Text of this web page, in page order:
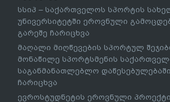
სსიპ – საქართველოს სპორტის
უნივერსიტეტში ეროვნული
გარეშე ჩარიცხვა
მაღალი მიღწევების სპორტულ
მონაწილე სპორტსმენის
საგანმანათლებლო
ჩარიცხვა
ევროსტუდნეტის ეროვნული პროექტი